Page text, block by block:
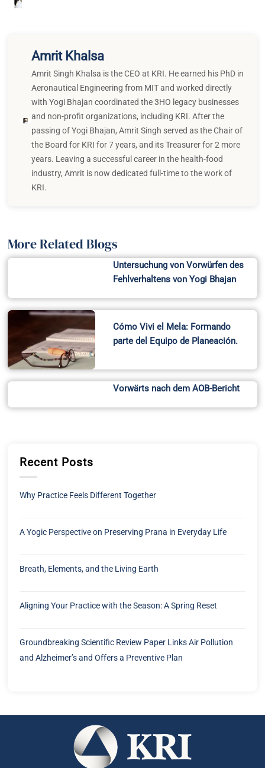
Amrit Khalsa
Amrit Singh Khalsa is the CEO at KRI. He earned his PhD in
Aeronautical Engineering from MIT and worked directly
with Yogi Bhajan coordinated the 3HO legacy businesses
and non-profit organizations, including KRI. After the
passing of Yogi Bhajan, Amrit Singh served as the Chair of
the Board for KRI for 7 years, and its Treasurer for 2 more
years. Leaving a successful career in the health-food
industry, Amrit is now dedicated full-time to the work of
KRI.
More Related Blogs
Untersuchung von Vorwürfen des
Fehlverhaltens von Yogi Bhajan
Cómo Vivi el Mela: Formando
parte del Equipo de Planeación.
Vorwärts nach dem AOB-Bericht
Recent Posts
Why Practice Feels Different Together
A Yogic Perspective on Preserving Prana in Everyday Life
Breath, Elements, and the Living Earth
Aligning Your Practice with the Season: A Spring Reset
Groundbreaking Scientific Review Paper Links Air Pollution
and Alzheimer’s and Offers a Preventive Plan